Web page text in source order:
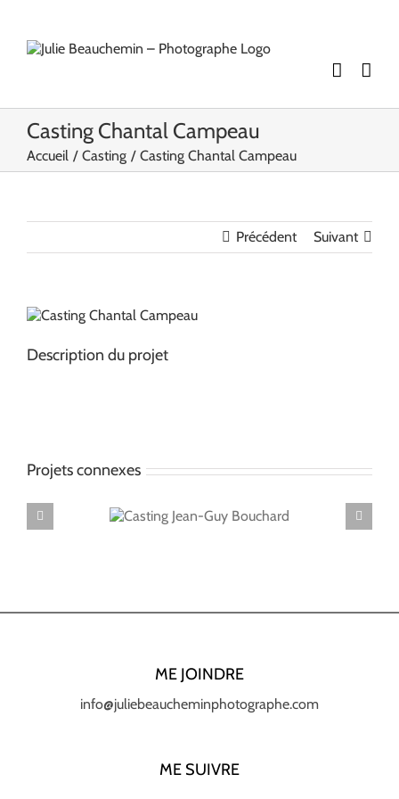
contenu
Casting Chantal Campeau
Accueil Casting Casting Chantal Campeau
Précédent Suivant
View
Image
Description du projet
Projets connexes
Jean-Guy
ME JOINDRE
info@juliebeaucheminphotographe.com
ME SUIVRE